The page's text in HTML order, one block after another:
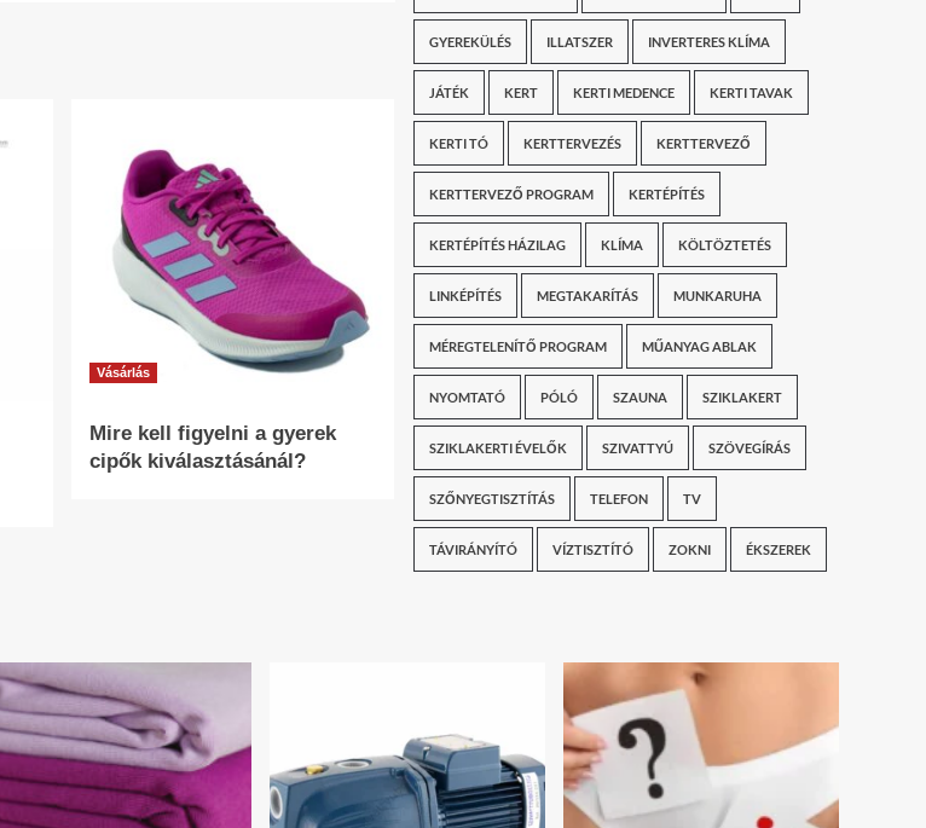
Vásárlás
Mire kell figyelni a gyerek
cipők kiválasztásánál?
GYEREKÜLÉS ILLATSZER INVERTERES KLÍMA
JÁTÉK KERT KERTI MEDENCE KERTI TAVAK
KERTI TÓ KERTTERVEZÉS KERTTERVEZŐ
KERTTERVEZŐ PROGRAM KERTÉPÍTÉS
KERTÉPÍTÉS HÁZILAG KLÍMA KÖLTÖZTETÉS
LINKÉPÍTÉS MEGTAKARÍTÁS MUNKARUHA
MÉREGTELENÍTŐ PROGRAM MŰANYAG ABLAK
NYOMTATÓ PÓLÓ SZAUNA SZIKLAKERT
SZIKLAKERTI ÉVELŐK SZIVATTYÚ SZÖVEGÍRÁS
SZŐNYEGTISZTÍTÁS TELEFON TV
TÁVIRÁNYÍTÓ VÍZTISZTÍTÓ ZOKNI ÉKSZEREK